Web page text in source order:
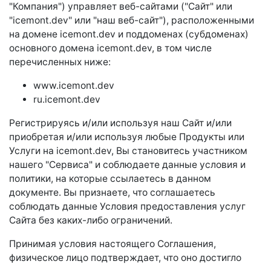
"Компания") управляет веб-сайтами ("Сайт" или
"icemont.dev" или "наш веб-сайт"), расположенными
на домене icemont.dev и поддоменах (субдоменах)
основного домена icemont.dev, в том числе
перечисленных ниже:
www.icemont.dev
ru.icemont.dev
Регистрируясь и/или используя наш Сайт и/или
приобретая и/или используя любые Продукты или
Услуги на icemont.dev, Вы становитесь участником
нашего "Сервиса" и соблюдаете данные условия и
политики, на которые ссылаетесь в данном
документе. Вы признаете, что соглашаетесь
соблюдать данные Условия предоставления услуг
Сайта без каких-либо ограничений.
Принимая условия настоящего Соглашения,
физическое лицо подтверждает, что оно достигло